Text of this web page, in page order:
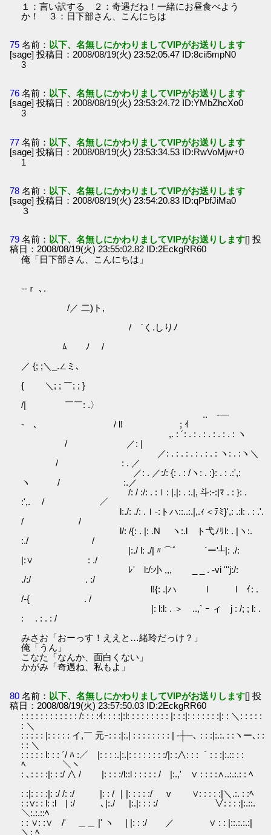
１：言い訳する ２：奇遇だね！一緒にお昼食べよう
か！ ３：日下部さん、こんにちは
75 名前： 以下、名無しにかわりましてVIPがお送りします
[sage] 投稿日：2008/08/19(火) 23:52:05.47 ID:8cii5mpN0
3
76 名前： 以下、名無しにかわりましてVIPがお送りします
[sage] 投稿日：2008/08/19(火) 23:53:24.72 ID:YMbZhcXo0
3
77 名前： 以下、名無しにかわりましてVIPがお送りします
[sage] 投稿日：2008/08/19(火) 23:53:34.53 ID:RwVoMjw+0
1
78 名前： 以下、名無しにかわりましてVIPがお送りします
[sage] 投稿日：2008/08/19(火) 23:54:20.83 ID:qPbfJiMa0
３
79 名前： 以下、名無しにかわりましてVIPがお送りします[] 投
稿日：2008/08/19(火) 23:55:02.82 ID:2EckgRR60
俺「日下部さん、こんにちは」
-‐ｒ ､.
/／ 二)ト,
/ `く.しりﾉ
ﾑ ﾉ /
／ {; ;＼_.∠ミ､
{ ＼; ; ￣; ; }
/| ￣￣: .〉
.. -―
- ､ / l! ; ｲ
,. : ´: . : . : . : . : . : ヽ
/ ／: |
／: . : . : . : . : . : ヽ: . :ヽ＼
/ : . ／
／: . ／:/: {: . : /ヽ: . :}: . : .:',:
ヽ / :.／
/: / :/: . :ｌ: |.|: . :.|, 斗:‐:|ﾏ . : }: .
:',. / ／
l:./: ./: .ｌ‐:トハ::..:.|,.ｨ＜ﾃﾐ}',: .:l: . : .'.
/ /
l/: /{: . |: .N ヽ:.l ト弋ﾉﾘl: . |ヽ:.
:./ /
|:./ l: ./|〃⌒ﾞ `ー'┴|: ./:
|:∨ : ./
ﾚ' l:/:小 ,,, _ _ . ‐vi '''j:/:
./:/ . :/
l!{: .|ハ l l ｲ: .
/-{ . /
|: l:l: . ＞ ..,` ｰ ィ j : /; ; l: .
: . : . : /
みさお「おーっす！ええと…緒玲だっけ？」
俺「うん」
こなた「なんか、面白くない」
かがみ「奇遇ね、私もよ」
80 名前： 以下、名無しにかわりましてVIPがお送りします[] 投
稿日：2008/08/19(火) 23:57:50.03 ID:2EckgRR60
: : : : : : : : : : : : /: : : :ｲ: : : :|:l: : : : : : : : : |: : :|: : : : : : :|: : ＼: : : : :
: ＼
: : : : : |: : : : : イ,￣ 元ｰ: : :|:.| : : : : : : : : | -┼─､ : : :|:.:. : :ヽー､: :
: : ＼
: : : : : l: : : ´/ ﾊ :／ |: : : :.|:.|: : : : : : : :/|: :∧: : : ｀: : :|:.:: : :
ﾍ ￣￣＼ヽ
: ､: : : :|: : :/ ∧ / |: : : :/l::l : : : : : / |:.,' ∨ : : : :∧..:.:.: : ﾍ
: :|: : : :|: :/ /: :/ |: : / ｜|: : : : :/ v ∨: : : : :|＼.:. : :ﾍ
: :∨: : l: :l | :/ ､|:./ |:.|: : : :/ ∨: : : :|:.::.
＼:.:.::ﾍ
: : ∨: :∨ /' ＿＿ |' ヽ | |: : :/ ／ ∨ : : |::.:.:.:|
＼: ﾍ